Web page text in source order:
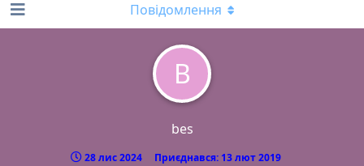
B
bes
28 лис 2024 Приєднався: 13 лют 2019
Повідомлення